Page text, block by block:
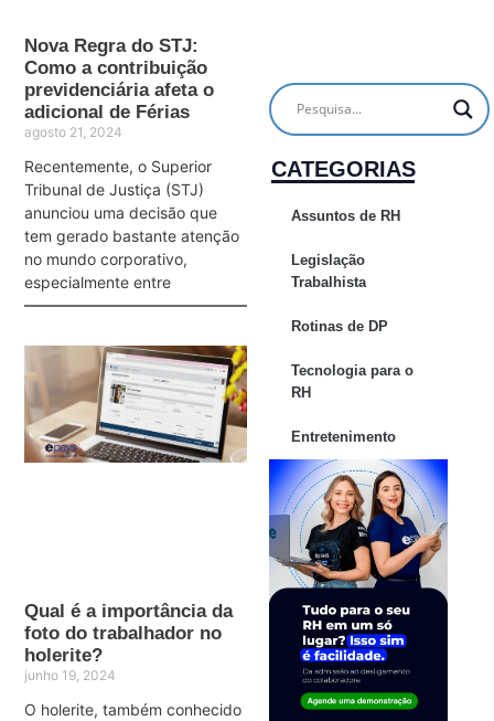
Nova Regra do STJ:
Como a contribuição
previdenciária afeta o
adicional de Férias
agosto 21, 2024
Recentemente, o Superior
Tribunal de Justiça (STJ)
anunciou uma decisão que
tem gerado bastante atenção
no mundo corporativo,
especialmente entre
Qual é a importância da
foto do trabalhador no
holerite?
junho 19, 2024
O holerite, também conhecido
CATEGORIAS
Assuntos de RH
Legislação
Trabalhista
Rotinas de DP
Tecnologia para o
RH
Entretenimento